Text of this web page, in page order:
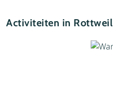
Activiteiten in Rottweil